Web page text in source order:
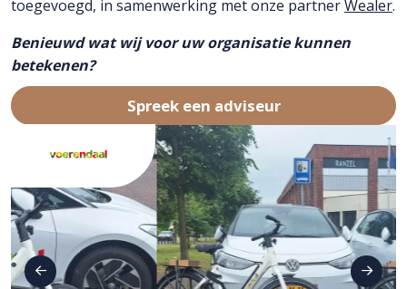
toegevoegd, in samenwerking met onze partnerWealer.
Benieuwd wat wij voor uw organisatie kunnen
betekenen?
Spreek een adviseur